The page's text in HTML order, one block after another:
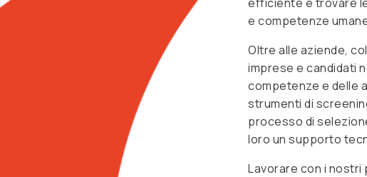
e competenze
Oltre alle aziende,
imprese e candidati
competenze e delle
strumenti di
processo di
loro un supporto
Lavorare con i nostri